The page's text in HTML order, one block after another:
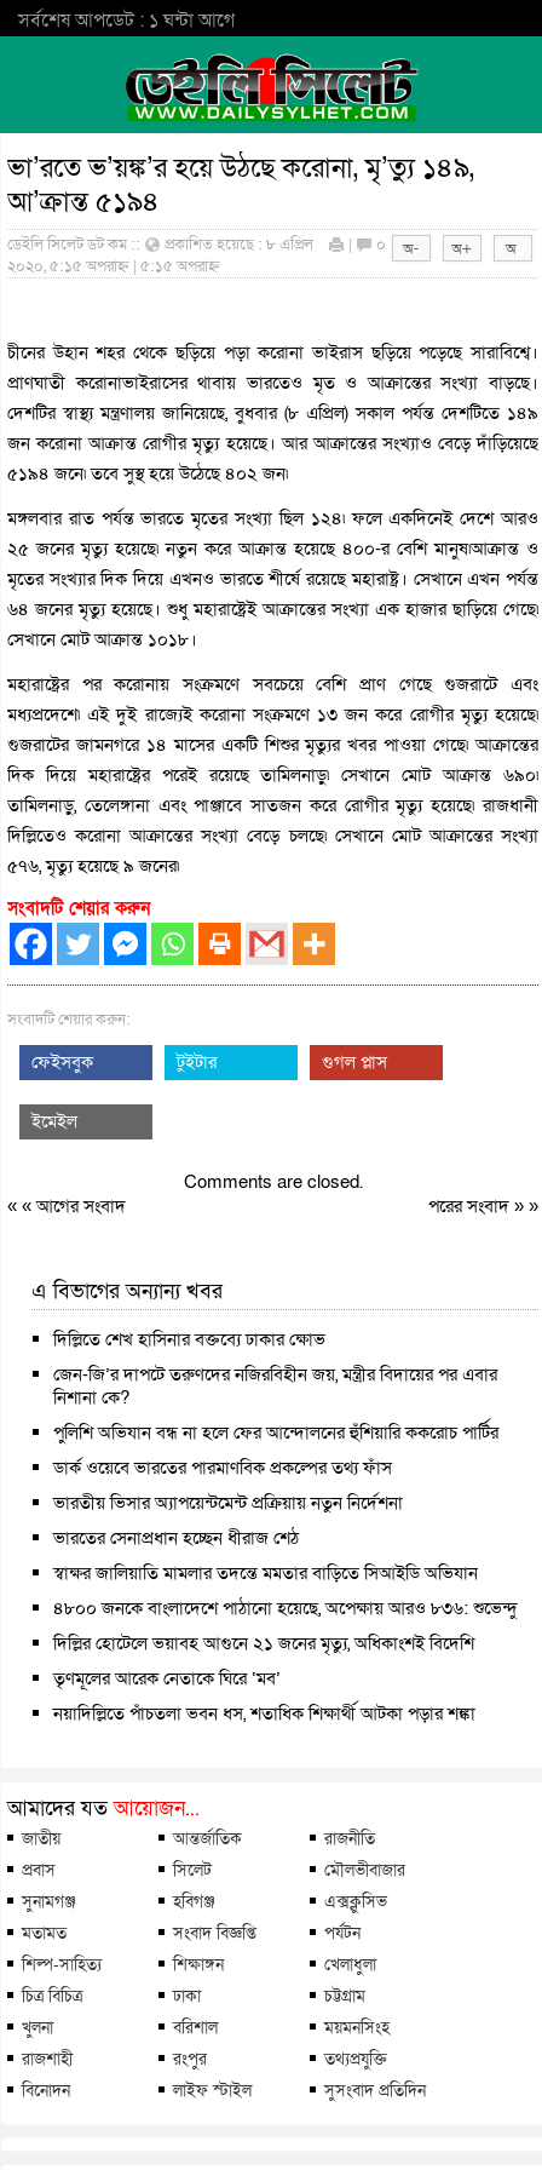
সর্বশেষ আপডেট : ১ ঘন্টা আগে
ভা’রতে ভ’য়ঙ্ক’র হয়ে উঠছে করোনা, মৃ’ত্যু ১৪৯,
আ’ক্রান্ত ৫১৯৪
ডেইলি সিলেট ডট কম ::
প্রকাশিত হয়েছে : ৮ এপ্রিল
২০২০, ৫:১৫ অপরাহ্ন | ৫:১৫ অপরাহ্ন
| ০
চীনের উহান শহর থেকে ছড়িয়ে পড়া করোনা ভাইরাস ছড়িয়ে পড়েছে সারাবিশ্বে।
প্রাণঘাতী করোনাভাইরাসের থাবায় ভারতেও মৃত ও আক্রান্তের সংখ্যা বাড়ছে।
দেশটির স্বাস্থ্য মন্ত্রণালয় জানিয়েছে, বুধবার (৮ এপ্রিল) সকাল পর্যন্ত দেশটিতে ১৪৯
জন করোনা আক্রান্ত রোগীর মৃত্যু হয়েছে। আর আক্রান্তের সংখ্যাও বেড়ে দাঁড়িয়েছে
৫১৯৪ জনে৷ তবে সুস্থ হয়ে উঠেছে ৪০২ জন৷
মঙ্গলবার রাত পর্যন্ত ভারতে মৃতের সংখ্যা ছিল ১২৪৷ ফলে একদিনেই দেশে আরও
২৫ জনের মৃত্যু হয়েছে৷ নতুন করে আক্রান্ত হয়েছে ৪০০-র বেশি মানুষ৷আক্রান্ত ও
মৃতের সংখ্যার দিক দিয়ে এখনও ভারতে শীর্ষে রয়েছে মহারাষ্ট্র। সেখানে এখন পর্যন্ত
৬৪ জনের মৃত্যু হয়েছে। শুধু মহারাষ্ট্রেই আক্রান্তের সংখ্যা এক হাজার ছাড়িয়ে গেছে৷
সেখানে মোট আক্রান্ত ১০১৮।
মহারাষ্ট্রের পর করোনায় সংক্রমণে সবচেয়ে বেশি প্রাণ গেছে গুজরাটে এবং
মধ্যপ্রদেশে৷ এই দুই রাজ্যেই করোনা সংক্রমণে ১৩ জন করে রোগীর মৃত্যু হয়েছে৷
গুজরাটের জামনগরে ১৪ মাসের একটি শিশুর মৃত্যুর খবর পাওয়া গেছে৷ আক্রান্তের
দিক দিয়ে মহারাষ্ট্রের পরেই রয়েছে তামিলনাড়ু৷ সেখানে মোট আক্রান্ত ৬৯০৷
তামিলনাড়ু, তেলেঙ্গানা এবং পাঞ্জাবে সাতজন করে রোগীর মৃত্যু হয়েছে৷ রাজধানী
দিল্লিতেও করোনা আক্রান্তের সংখ্যা বেড়ে চলছে৷ সেখানে মোট আক্রান্তের সংখ্যা
৫৭৬, মৃত্যু হয়েছে ৯ জনের৷
সংবাদটি শেয়ার করুন
সংবাদটি শেয়ার করুন:
ফেইসবুক টুইটার গুগল প্লাস
ইমেইল
Comments are closed.
« «আগের সংবাদ পরের সংবাদ» »
এ বিভাগের অন্যান্য খবর
দিল্লিতে শেখ হাসিনার বক্তব্যে ঢাকার ক্ষোভ
জেন-জি’র দাপটে তরুণদের নজিরবিহীন জয়, মন্ত্রীর বিদায়ের পর এবার
নিশানা কে?
পুলিশি অভিযান বন্ধ না হলে ফের আন্দোলনের হুঁশিয়ারি ককরোচ পার্টির
ডার্ক ওয়েবে ভারতের পারমাণবিক প্রকল্পের তথ্য ফাঁস
ভারতীয় ভিসার অ্যাপয়েন্টমেন্ট প্রক্রিয়ায় নতুন নির্দেশনা
ভারতের সেনাপ্রধান হচ্ছেন ধীরাজ শেঠ
স্বাক্ষর জালিয়াতি মামলার তদন্তে মমতার বাড়িতে সিআইডি অভিযান
৪৮০০ জনকে বাংলাদেশে পাঠানো হয়েছে, অপেক্ষায় আরও ৮৩৬: শুভেন্দু
দিল্লির হোটেলে ভয়াবহ আগুনে ২১ জনের মৃত্যু, অধিকাংশই বিদেশি
তৃণমূলের আরেক নেতাকে ঘিরে ‘মব’
নয়াদিল্লিতে পাঁচতলা ভবন ধস, শতাধিক শিক্ষার্থী আটকা পড়ার শঙ্কা
আমাদের যতআয়োজন...
জাতীয় আন্তর্জাতিক
রাজনীতি
প্রবাস
সিলেট
মৌলভীবাজার
সুনামগঞ্জ
হবিগঞ্জ
এক্সক্লুসিভ
মতামত
সংবাদ বিজ্ঞপ্তি
পর্যটন
শিল্প-সাহিত্য
শিক্ষাঙ্গন
খেলাধুলা
চিত্র বিচিত্র
ঢাকা
চট্টগ্রাম
খুলনা
বরিশাল
ময়মনসিংহ
রাজশাহী
রংপুর
তথ্যপ্রযুক্তি
বিনোদন
লাইফ স্টাইল সুসংবাদ প্রতিদিন